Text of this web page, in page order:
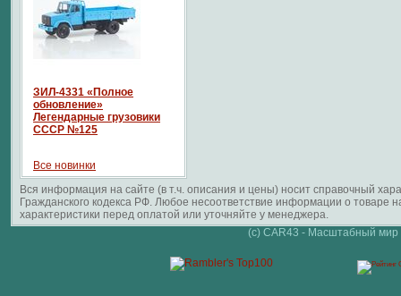
ЗИЛ-4331 «Полное
обновление»
Легендарные грузовики
СССР №125
Все новинки
Вся информация на сайте (в т.ч. описания и цены) носит справочный
Гражданского кодекса РФ. Любое несоответствие информации о
характеристики перед оплатой или уточняйте у менеджера.
(c) CAR43 - Масштабный мир